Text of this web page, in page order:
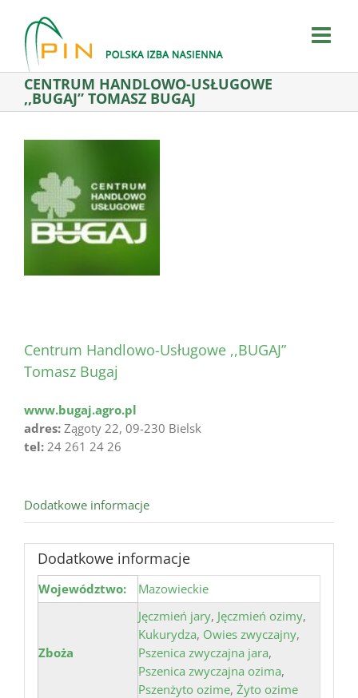
content
CENTRUM HANDLOWO-USŁUGOWE
,,BUGAJ” TOMASZ BUGAJ
Centrum Handlowo-Usługowe ,,BUGAJ”
Tomasz Bugaj
www.bugaj.agro.pl
adres: Zągoty 22, 09-230 Bielsk
tel: 24 261 24 26
Dodatkowe informacje
Dodatkowe informacje
Województwo: Mazowieckie
Zboża
Jęczmień jary, Jęczmień ozimy,
Kukurydza, Owies zwyczajny,
Pszenica zwyczajna jara,
Pszenica zwyczajna ozima,
Pszenżyto ozime, Żyto ozime